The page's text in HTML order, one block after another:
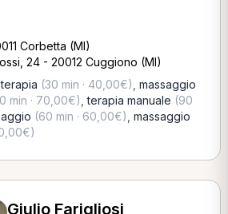
Corbetta (MI)
24 - 20012 Cuggiono (MI)
(30 min · 40,00€) massaggio
min · 70,00€) ,terapia manuale (90
(60 min · 60,00€) massaggio
Giulio Farigliosi